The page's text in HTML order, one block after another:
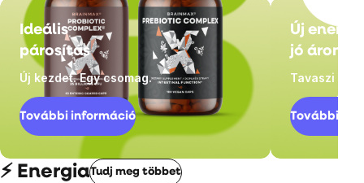
Ideális
párosítás
Új kezdet. Egy csomag.
További információ
Új energia
jó áron
Tavaszi
További
⚡ EnergiaTudj meg többet